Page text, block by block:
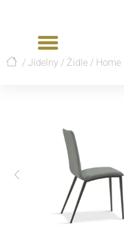
/ Jídelny / Židle / Home